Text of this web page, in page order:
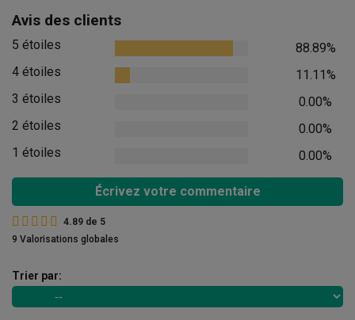
Avis des clients
5 étoiles
88.89%
4 étoiles
11.11%
3 étoiles
0.00%
2 étoiles
0.00%
1 étoiles
0.00%
Écrivez votre commentaire
4.89 de 5
9 Valorisations globales
Trier par: